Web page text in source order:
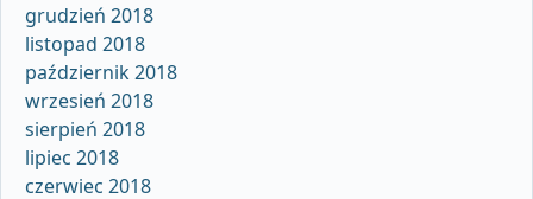
grudzień 2018
listopad 2018
październik 2018
wrzesień 2018
sierpień 2018
lipiec 2018
czerwiec 2018